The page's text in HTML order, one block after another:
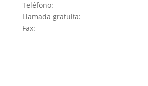
Teléfono:
Llamada gratuita:
Fax: